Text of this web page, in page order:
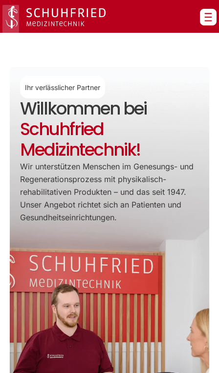
Zum
Inhalt
springen
Ihr verlässlicher Partner
Willkommen bei
Schuhfried
Medizintechnik!
Wir unterstützen Menschen im Genesungs- und
Regenerationsprozess mit physikalisch-
rehabilitativen Produkten – und das seit 1947.
Unser Angebot richtet sich an Patienten und
Gesundheitseinrichtungen.